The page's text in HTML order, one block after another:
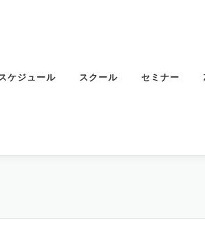
ケジュール スクール セミナー